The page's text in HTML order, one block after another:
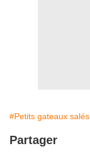
#Petits gateaux salés
Partager